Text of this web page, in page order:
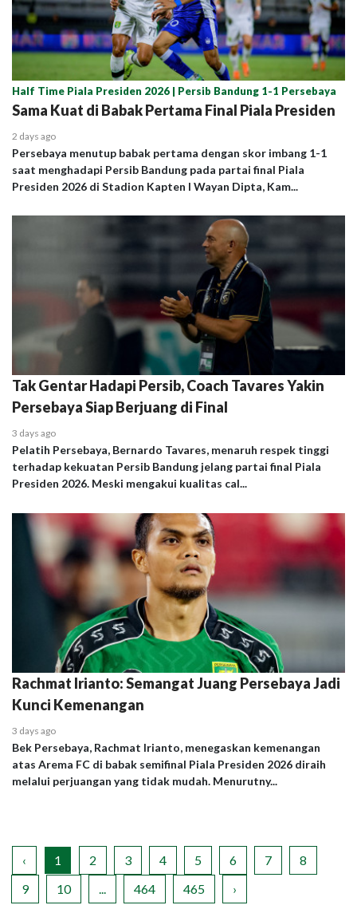
Half Time Piala Presiden 2026 | Persib Bandung 1-1 Persebaya
Sama Kuat di Babak Pertama Final Piala Presiden
2 days ago
Persebaya menutup babak pertama dengan skor imbang 1-1
saat menghadapi Persib Bandung pada partai final Piala
Presiden 2026 di Stadion Kapten I Wayan Dipta, Kam...
Tak Gentar Hadapi Persib, Coach Tavares Yakin
Persebaya Siap Berjuang di Final
3 days ago
Pelatih Persebaya, Bernardo Tavares, menaruh respek tinggi
terhadap kekuatan Persib Bandung jelang partai final Piala
Presiden 2026. Meski mengakui kualitas cal...
Rachmat Irianto: Semangat Juang Persebaya Jadi
Kunci Kemenangan
3 days ago
Bek Persebaya, Rachmat Irianto, menegaskan kemenangan
atas Arema FC di babak semifinal Piala Presiden 2026 diraih
melalui perjuangan yang tidak mudah. Menurutny...
‹ 1 2 3 4 5 6 7
8
9
10 464 465 ›